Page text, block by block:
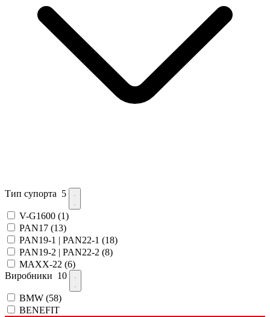
Тип супорта 5
V-G1600 (1)
PAN17 (13)
PAN19-1 | PAN22-1 (18)
PAN19-2 | PAN22-2 (8)
MAXX-22 (6)
Виробники 10
BMW (58)
BENEFIT